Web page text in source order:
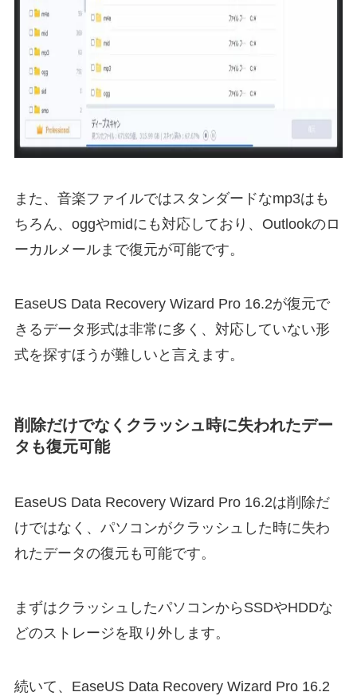
また、音楽ファイルではスタンダードなmp3はも
ちろん、oggやmidにも対応しており、Outlookのロ
ーカルメールまで復元が可能です。
EaseUS Data Recovery Wizard Pro 16.2が復元で
きるデータ形式は非常に多く、対応していない形
式を探すほうが難しいと言えます。
削除だけでなくクラッシュ時に失われたデー
タも復元可能
EaseUS Data Recovery Wizard Pro 16.2は削除だ
けではなく、パソコンがクラッシュした時に失わ
れたデータの復元も可能です。
まずはクラッシュしたパソコンからSSDやHDDな
どのストレージを取り外します。
続いて、EaseUS Data Recovery Wizard Pro 16.2